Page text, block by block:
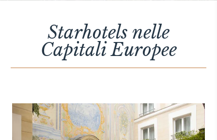
Villa La FavoritaStarhotels nelle
Capitali Europee